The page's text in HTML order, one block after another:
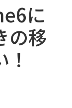
に
の移